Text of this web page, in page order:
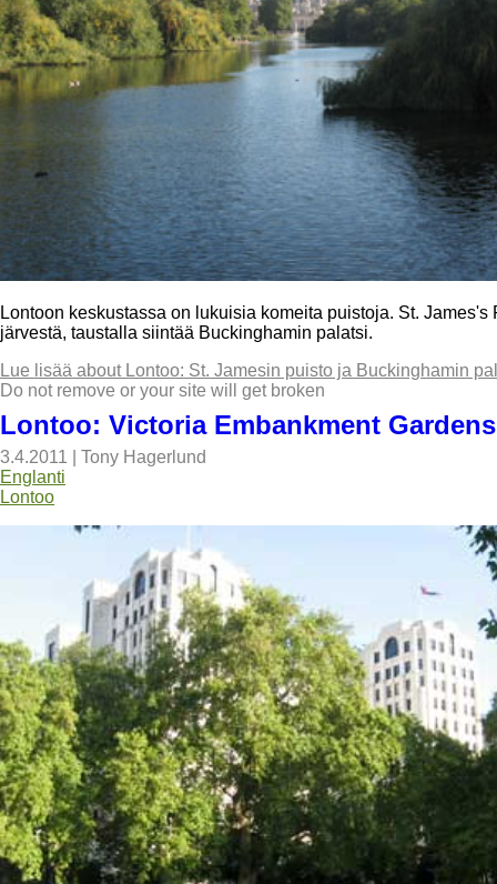
Lontoon keskustassa on lukuisia komeita puistoja. St.
järvestä, taustalla siintää Buckinghamin palatsi.
Lue lisää about Lontoo: St. Jamesin puisto ja Buckinghamin
Do not remove or your site will get broken
Lontoo: Victoria Embankment Gardens
3.4.2011
Tony Hagerlund
Englanti
Lontoo